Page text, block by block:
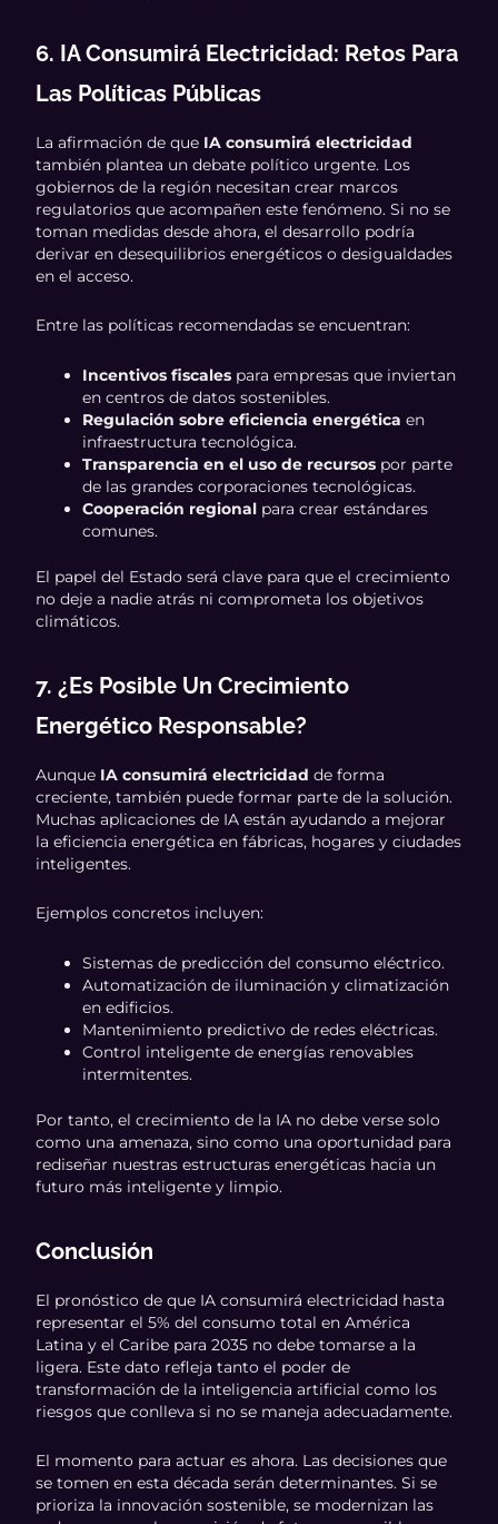
6. IA Consumirá Electricidad: Retos Para
Las Políticas Públicas
La afirmación de que IA consumirá electricidad
también plantea un debate político urgente. Los
gobiernos de la región necesitan crear marcos
regulatorios que acompañen este fenómeno. Si no se
toman medidas desde ahora, el desarrollo podría
derivar en desequilibrios energéticos o desigualdades
en el acceso.
Entre las políticas recomendadas se encuentran:
Incentivos fiscales para empresas que inviertan
en centros de datos sostenibles.
Regulación sobre eficiencia energética en
infraestructura tecnológica.
Transparencia en el uso de recursos por parte
de las grandes corporaciones tecnológicas.
Cooperación regional para crear estándares
comunes.
El papel del Estado será clave para que el crecimiento
no deje a nadie atrás ni comprometa los objetivos
climáticos.
7. ¿Es Posible Un Crecimiento
Energético Responsable?
Aunque IA consumirá electricidad de forma
creciente, también puede formar parte de la solución.
Muchas aplicaciones de IA están ayudando a mejorar
la eficiencia energética en fábricas, hogares y ciudades
inteligentes.
Ejemplos concretos incluyen:
Sistemas de predicción del consumo eléctrico.
Automatización de iluminación y climatización
en edificios.
Mantenimiento predictivo de redes eléctricas.
Control inteligente de energías renovables
intermitentes.
Por tanto, el crecimiento de la IA no debe verse solo
como una amenaza, sino como una oportunidad para
rediseñar nuestras estructuras energéticas hacia un
futuro más inteligente y limpio.
Conclusión
El pronóstico de que IA consumirá electricidad hasta
representar el 5% del consumo total en América
Latina y el Caribe para 2035 no debe tomarse a la
ligera. Este dato refleja tanto el poder de
transformación de la inteligencia artificial como los
riesgos que conlleva si no se maneja adecuadamente.
El momento para actuar es ahora. Las decisiones que
se tomen en esta década serán determinantes. Si se
prioriza la innovación sostenible, se modernizan las